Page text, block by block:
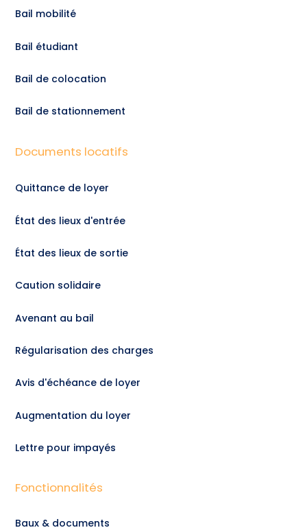
Bail mobilité
Bail étudiant
Bail de colocation
Bail de stationnement
Documents locatifs
Quittance de loyer
État des lieux d'entrée
État des lieux de sortie
Caution solidaire
Avenant au bail
Régularisation des charges
Avis d'échéance de loyer
Augmentation du loyer
Lettre pour impayés
Fonctionnalités
Baux & documents